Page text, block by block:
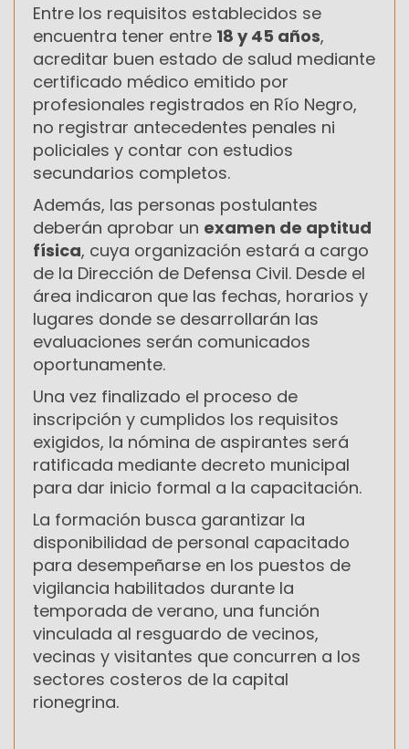
Entre los requisitos establecidos se
encuentra tener entre 18 y 45 años,
acreditar buen estado de salud mediante
certificado médico emitido por
profesionales registrados en Río Negro,
no registrar antecedentes penales ni
policiales y contar con estudios
secundarios completos.
Además, las personas postulantes
deberán aprobar un examen de aptitud
física, cuya organización estará a cargo
de la Dirección de Defensa Civil. Desde el
área indicaron que las fechas, horarios y
lugares donde se desarrollarán las
evaluaciones serán comunicados
oportunamente.
Una vez finalizado el proceso de
inscripción y cumplidos los requisitos
exigidos, la nómina de aspirantes será
ratificada mediante decreto municipal
para dar inicio formal a la capacitación.
La formación busca garantizar la
disponibilidad de personal capacitado
para desempeñarse en los puestos de
vigilancia habilitados durante la
temporada de verano, una función
vinculada al resguardo de vecinos,
vecinas y visitantes que concurren a los
sectores costeros de la capital
rionegrina.